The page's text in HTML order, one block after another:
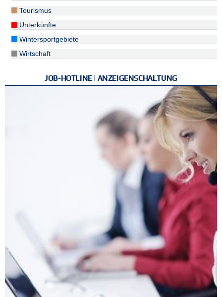
Tourismus
Unterkünfte
Wintersportgebiete
Wirtschaft
JOB-HOTLINE | ANZEIGENSCHALTUNG